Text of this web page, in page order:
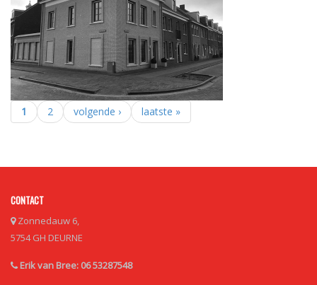
Pagina's
1 2 volgende › laatste »
CONTACT
Zonnedauw 6,
5754 GH DEURNE
Erik van Bree: 06 53287548